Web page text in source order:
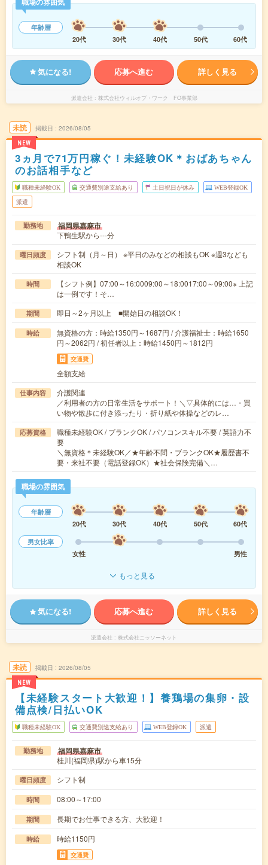
年齢層
20代
30代 40代 50代 60代
気になる! 応募へ進む 詳しく見る
派遣会社 株式会社ウィルオブ・ワーク FO事業部
未読
NEW
掲載日 2026/08/05
3ヵ月で71万円稼ぐ！未経験OK＊おばあちゃん
のお話相手など
職種未経験OK 交通費別途支給あり 土日祝日が休み WEB登録OK
派遣
勤務地 福岡県嘉麻市
下鴨生駅から---分
曜日頻度
シフト制（月～日） ※平日のみなどの相談もOK ※週3なども
相談OK
時間
【シフト例】07:00～16:0009:00～18:0017:00～09:00※ 上記
は一例です！そ…
期間 即日～2ヶ月以上 ■開始日の相談OK！
時給
無資格の方：時給1350円～1687円 / 介護福祉士：時給1650
円～2062円 / 初任者以上：時給1450円～1812円
交通費
全額支給
仕事内容
介護関連
／利用者の方の日常生活をサポート！＼▽具体的には…・買
い物や散歩に付き添ったり・折り紙や体操などのレ…
応募資格
職種未経験OK / ブランクOK / パソコンスキル不要 / 英語力不
要
＼無資格＊未経験OK／★年齢不問・ブランクOK★履歴書不
要・来社不要（電話登録OK）★社会保険完備＼…
職場の雰囲気
年齢層
20代
30代 40代 50代
60代
男女比率
女性
男性
もっと見る
気になる! 応募へ進む 詳しく見る
派遣会社 株式会社ニッソーネット
未読
NEW
掲載日 2026/08/05
【未経験スタート大歓迎！】養鶏場の集卵・設
備点検/日払いOK
職種未経験OK 交通費別途支給あり WEB登録OK 派遣
勤務地 福岡県嘉麻市
桂川(福岡県)駅から車15分
曜日頻度 シフト制
時間 08:00～17:00
期間 長期でお仕事できる方、大歓迎！
時給 時給1150円
交通費